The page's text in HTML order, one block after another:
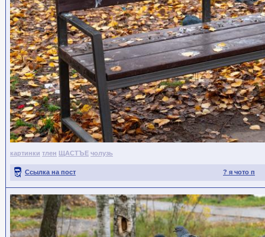
картинки тлен ЩАСТЪЕ чолузь
? я чото п
Ссылка на пост